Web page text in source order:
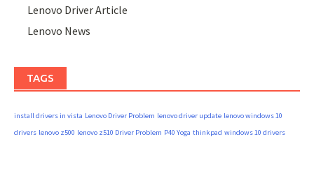
Lenovo Driver Article
Lenovo News
TAGS
install drivers in vista Lenovo Driver Problem lenovo driver update lenovo windows 10
drivers lenovo z500 lenovo z510 Driver Problem P40 Yoga thinkpad windows 10 drivers